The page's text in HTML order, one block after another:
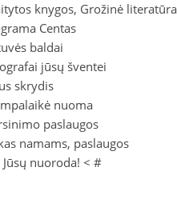
knygos, Grožinė literatūra
Centas
baldai
jūsų šventei
skrydis
nuoma
paslaugos
namams, paslaugos
Jūsų nuoroda! < #